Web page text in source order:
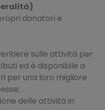
donatori e
sulle attività per
ed è disponibile a
per una loro migliore
delle attività in